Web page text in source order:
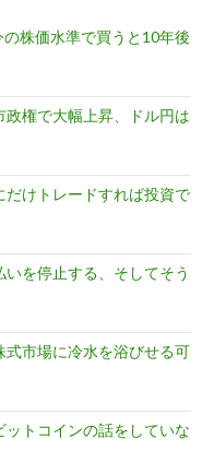
株価水準で買うと10年後
権で大幅上昇、ドル円は
けトレードすれば投資で
を停止する、そしてそう
式市場に冷水を浴びせる可
トコインの話をしていな